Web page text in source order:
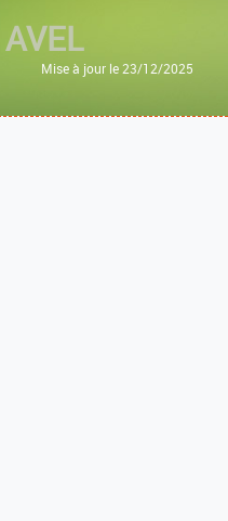
AVEL
Mise à jour le 23/12/2025